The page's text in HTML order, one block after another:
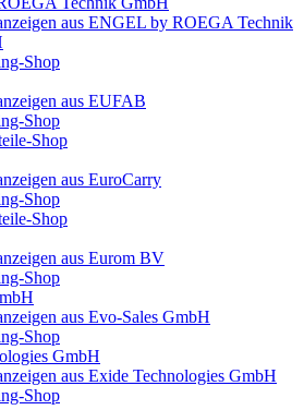
aus ENGEL by ROEGA Technik
Shop
aus EUFAB
Shop
Shop
aus EuroCarry
Shop
Shop
aus Eurom BV
Shop
aus Evo-Sales GmbH
Shop
GmbH
aus Exide Technologies GmbH
Shop